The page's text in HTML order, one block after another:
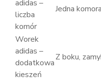
adidas –
liczba
komór
Jedna komora
Worek
adidas –
dodatkowa
kieszeń
Z boku,